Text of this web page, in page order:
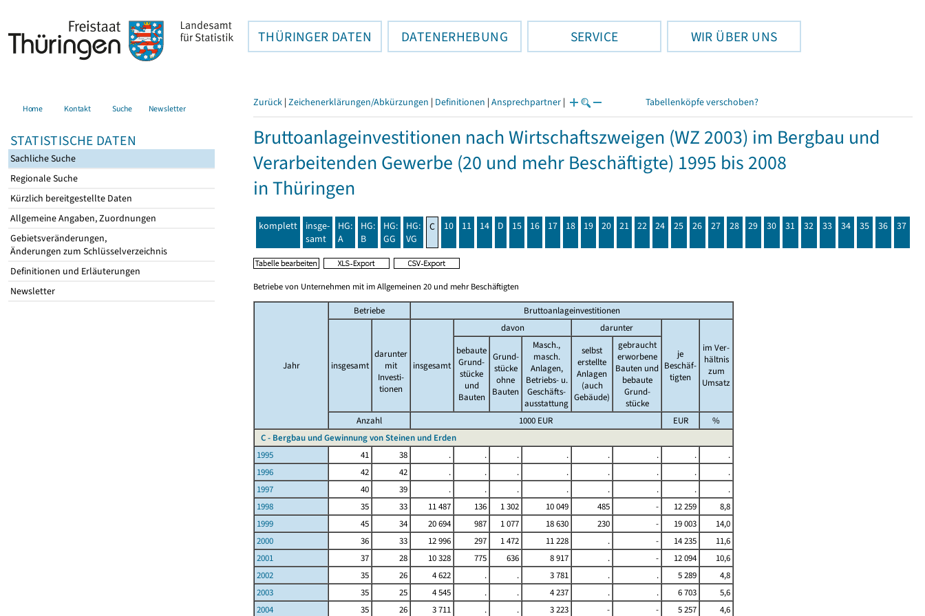
THÜRINGER DATEN DATENERHEBUNG SERVICE WIR ÜBER UNS
Home Kontakt Suche Newsletter
STATISTISCHE DATEN
Sachliche Suche
Regionale Suche
Kürzlich bereitgestellte Daten
Allgemeine Angaben, Zuordnungen
Gebietsveränderungen,
Änderungen zum Schlüsselverzeichnis
Definitionen und Erläuterungen
Newsletter
Zurück | Zeichenerklärungen/Abkürzungen | Definitionen | Ansprechpartner | Tabellenköpfe verschoben?
Bruttoanlageinvestitionen nach Wirtschaftszweigen (WZ 2003) im Bergbau und
Verarbeitenden Gewerbe (20 und mehr Beschäftigte) 1995 bis 2008
in Thüringen
komplett
insge-
samt
HG:
A
HG:
B
HG:
GG
HG:
VG
C 10 11 14 D 15 16 17 18 19 20 21 22 24 25 26 27 28 29 30 31 32 33 34 35 36 37
Betriebe von Unternehmen mit im Allgemeinen 20 und mehr Beschäftigten
Jahr
Betriebe Bruttoanlageinvestitionen
insgesamt
darunter
mit
Investi-
tionen
insgesamt
davon darunter
je
Beschäf-
tigten
im Ver-
hältnis
zum
Umsatz
bebaute
Grund-
stücke
und
Bauten
Grund-
stücke
ohne
Bauten
Masch.,
masch.
Anlagen,
Betriebs- u.
Geschäfts-
ausstattung
selbst
erstellte
Anlagen
(auch
Gebäude)
gebraucht
erworbene
Bauten und
bebaute
Grund-
stücke
Anzahl
1000 EUR EUR
%
C - Bergbau und Gewinnung von Steinen und Erden
1995
41 38 . . . . . . .
.
1996
42 42 . . . . . . .
.
1997
40 39 . . . . . . .
.
1998
35 33 11 487 136 1 302 10 049 485 - 12 259
8,8
1999
45 34 20 694 987 1 077 18 630 230 - 19 003
14,0
2000
36 33 12 996 297 1 472 11 228 . - 14 235
11,6
2001
37 28 10 328 775 636 8 917 . - 12 094
10,6
2002
35 26 4 622 . . 3 781 . . 5 289
4,8
2003
35 25 4 545 . . 4 237 . . 6 703
5,6
2004
35 26 3 711 . . 3 223 - - 5 257 4,6